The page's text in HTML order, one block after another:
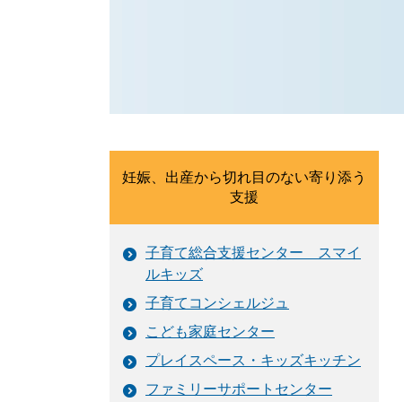
妊娠、出産から切れ目のない寄り添う
支援
子育て総合支援センター スマイ
ルキッズ
子育てコンシェルジュ
こども家庭センター
プレイスペース・キッズキッチン
ファミリーサポートセンター